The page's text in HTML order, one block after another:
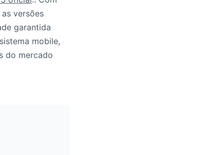
versões
garantida
mobile,
do mercado